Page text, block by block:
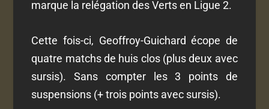
marque la relégation des Verts en Ligue 2.
Cette fois-ci, Geoffroy-Guichard écope de
quatre matchs de huis clos (plus deux avec
sursis). Sans compter les 3 points de
suspensions (+ trois points avec sursis).